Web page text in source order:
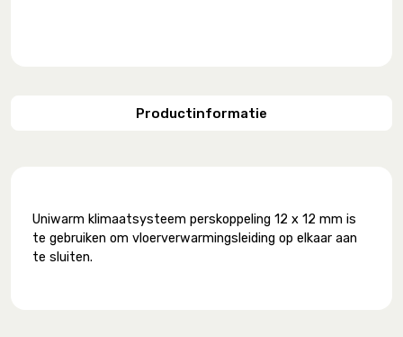
Productinformatie
Uniwarm klimaatsysteem perskoppeling 12 x 12 mm is
te gebruiken om vloerverwarmingsleiding op elkaar aan
te sluiten.